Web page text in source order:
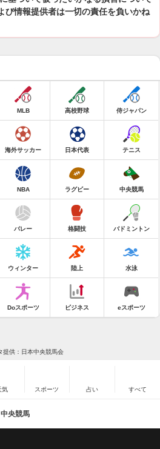
び情報提供者は一切の責任を負いかね
MLB 高校野球 侍ジャパン
海外サッカー 日本代表 テニス
NBA ラグビー 中央競馬
バレー 格闘技 バドミントン
ウィンター 陸上 水泳
Doスポーツ ビジネス eスポーツ
提供：日本中央競馬会
気 スポーツ 占い すべて
中央競馬